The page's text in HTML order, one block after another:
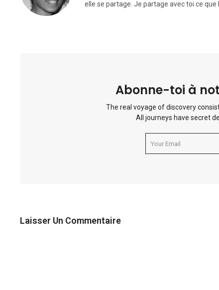
elle se partage. Je partage avec toi ce que
Abonne-toi à
The real voyage of discovery
All journeys have secret
Laisser Un Commentaire